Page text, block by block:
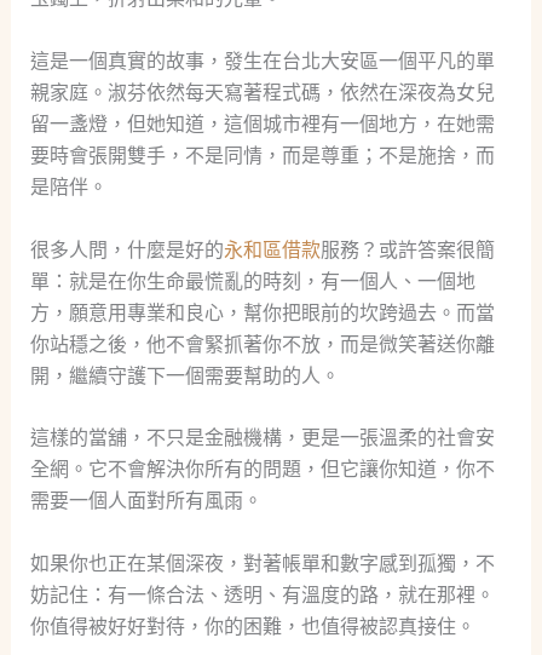
這是一個真實的故事，發生在台北大安區一個平凡的單
親家庭。淑芬依然每天寫著程式碼，依然在深夜為女兒
留一盞燈，但她知道，這個城市裡有一個地方，在她需
要時會張開雙手，不是同情，而是尊重；不是施捨，而
是陪伴。
很多人問，什麼是好的永和區借款服務？或許答案很簡
單：就是在你生命最慌亂的時刻，有一個人、一個地
方，願意用專業和良心，幫你把眼前的坎跨過去。而當
你站穩之後，他不會緊抓著你不放，而是微笑著送你離
開，繼續守護下一個需要幫助的人。
這樣的當舖，不只是金融機構，更是一張溫柔的社會安
全網。它不會解決你所有的問題，但它讓你知道，你不
需要一個人面對所有風雨。
如果你也正在某個深夜，對著帳單和數字感到孤獨，不
妨記住：有一條合法、透明、有溫度的路，就在那裡。
你值得被好好對待，你的困難，也值得被認真接住。